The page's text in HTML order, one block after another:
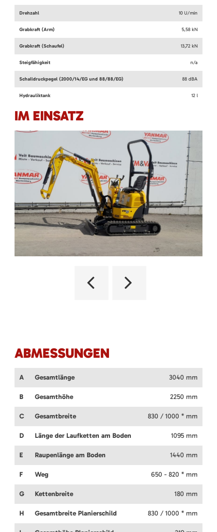
Drehzahl 10 U/min
Grabkraft (Arm) 5,58 kN
Grabkraft (Schaufel) 13,72 kN
Steigfähigkeit n/a
Schalldruckpegel (2000/14/EG und 88/88/EG) 88 dBA
Hydrauliktank 12 l
IM EINSATZ
ABMESSUNGEN
A Gesamtlänge 3040 mm
B Gesamthöhe 2250 mm
C Gesamtbreite 830 / 1000 * mm
D Länge der Laufketten am Boden 1095 mm
E Raupenlänge am Boden 1440 mm
F Weg 650 - 820 * mm
G Kettenbreite 180 mm
H Gesamtbreite Planierschild 830 / 1000 * mm